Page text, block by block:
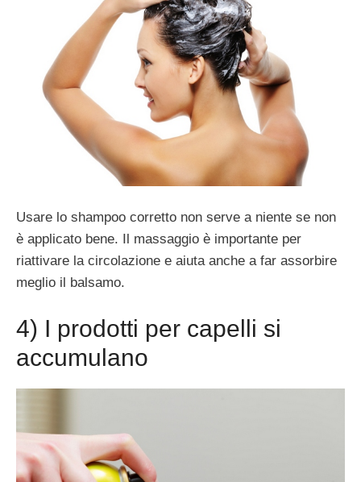
Usare lo shampoo corretto non serve a niente se non
è applicato bene. Il massaggio è importante per
riattivare la circolazione e aiuta anche a far assorbire
meglio il balsamo.
4) I prodotti per capelli si
accumulano